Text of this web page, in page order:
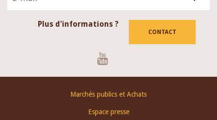
Plus d'informations ?
CONTACT
Marchés publics et Achats
Espace presse